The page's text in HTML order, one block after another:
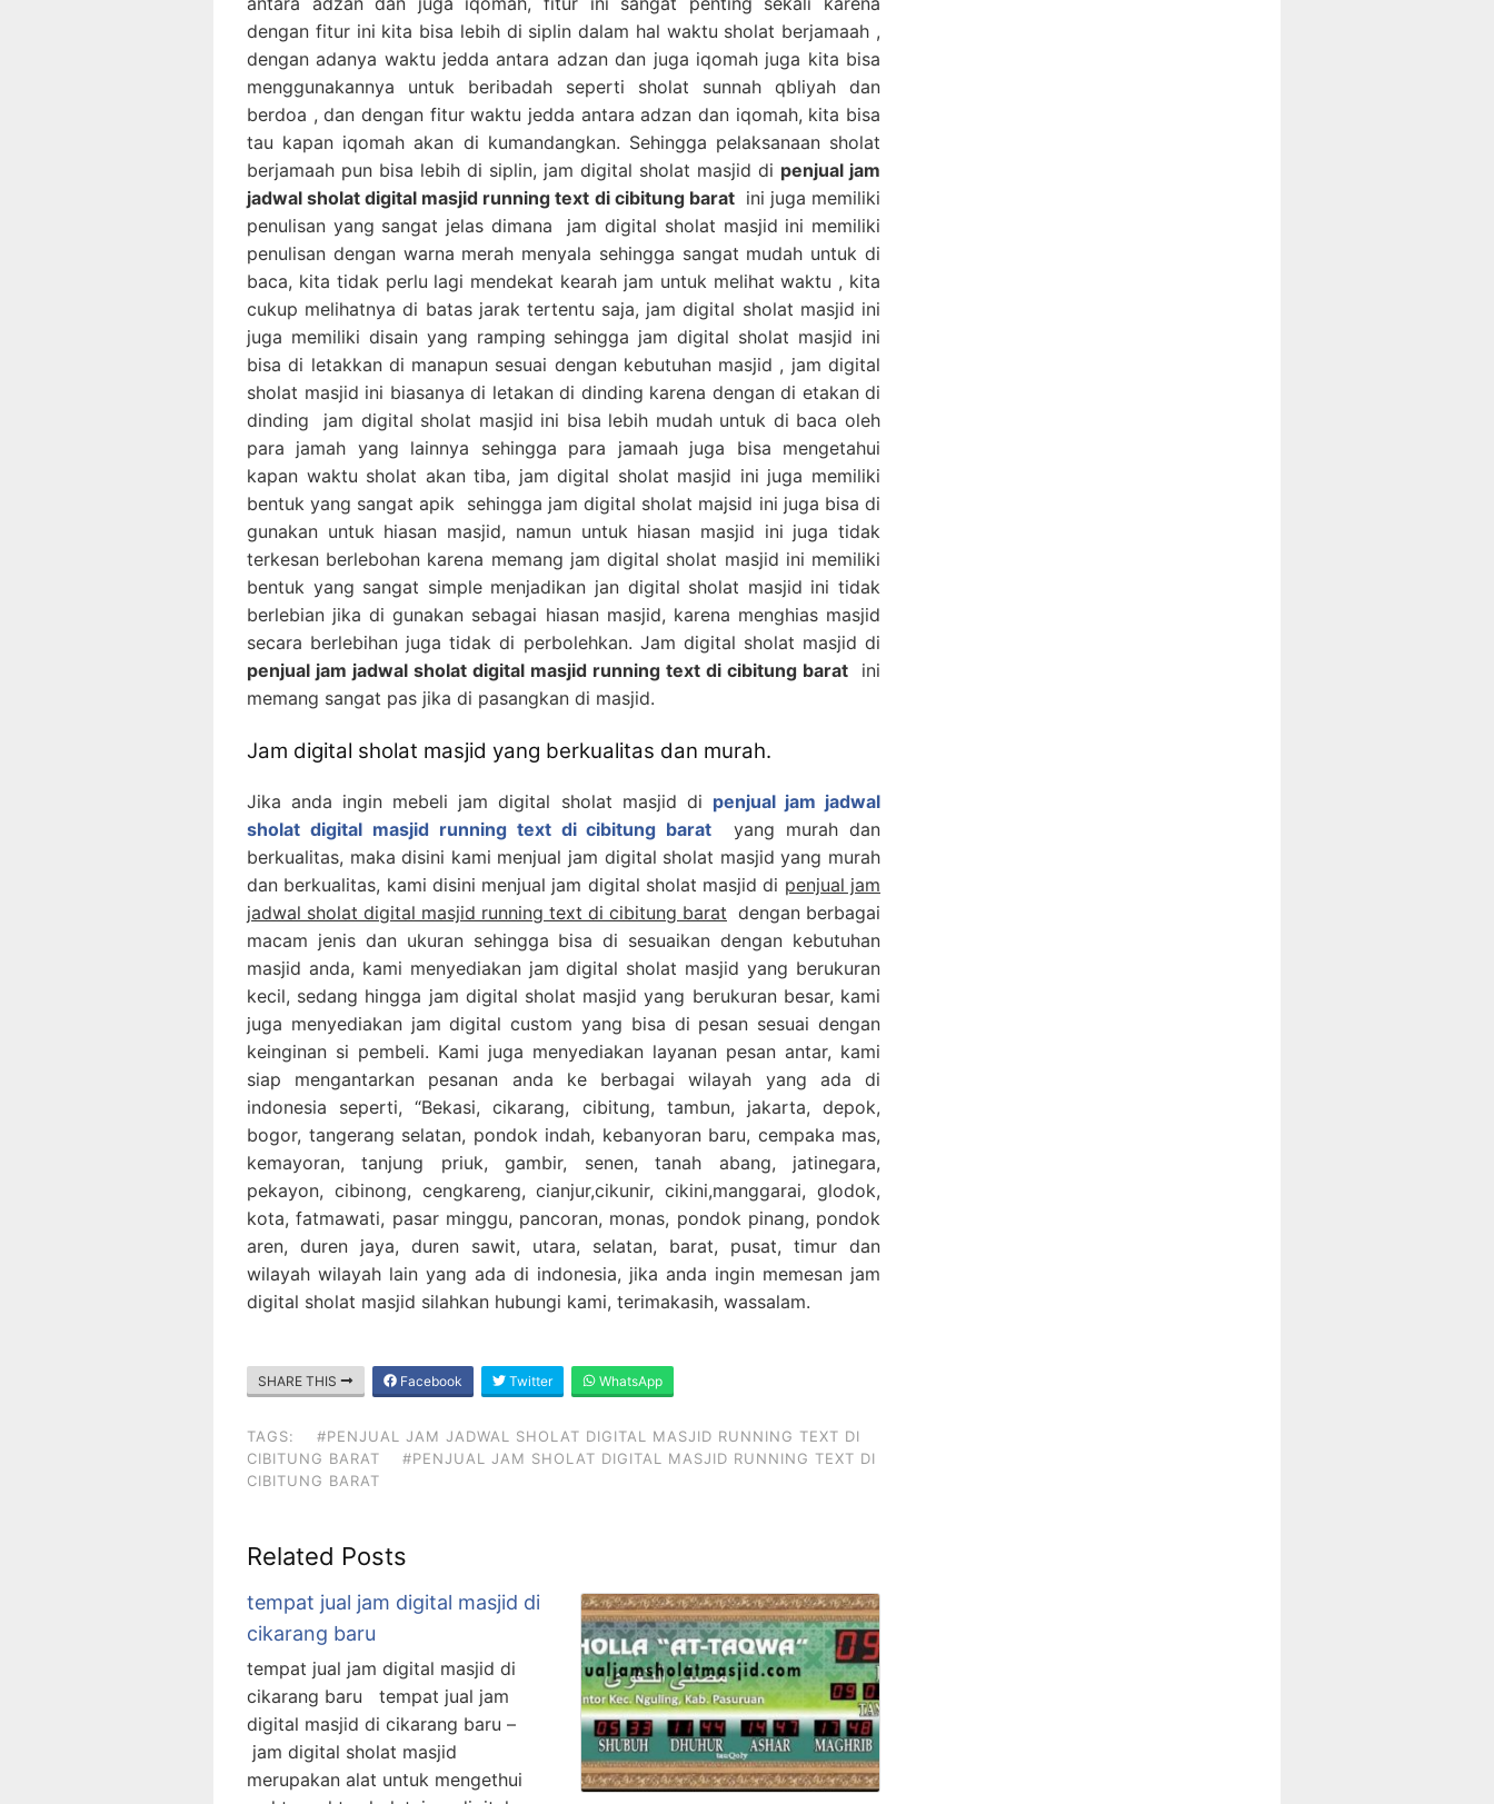
dengan fitur ini kita bisa lebih di siplin dalam hal waktu sholat berjamaah ,
dengan adanya waktu jedda antara adzan dan juga iqomah juga kita bisa
menggunakannya untuk beribadah seperti sholat sunnah qbliyah dan
berdoa , dan dengan fitur waktu jedda antara adzan dan iqomah, kita bisa
tau kapan iqomah akan di kumandangkan. Sehingga pelaksanaan sholat
berjamaah pun bisa lebih di siplin, jam digital sholat masjid di penjual jam
jadwal sholat digital masjid running text di cibitung baratini juga memiliki
penulisan yang sangat jelas dimana jam digital sholat masjid ini memiliki
penulisan dengan warna merah menyala sehingga sangat mudah untuk di
baca, kita tidak perlu lagi mendekat kearah jam untuk melihat waktu , kita
cukup melihatnya di batas jarak tertentu saja, jam digital sholat masjid ini
juga memiliki disain yang ramping sehingga jam digital sholat masjid ini
bisa di letakkan di manapun sesuai dengan kebutuhan masjid , jam digital
sholat masjid ini biasanya di letakan di dinding karena dengan di etakan di
dinding jam digital sholat masjid ini bisa lebih mudah untuk di baca oleh
para jamah yang lainnya sehingga para jamaah juga bisa mengetahui
kapan waktu sholat akan tiba, jam digital sholat masjid ini juga memiliki
bentuk yang sangat apik sehingga jam digital sholat majsid ini juga bisa di
gunakan untuk hiasan masjid, namun untuk hiasan masjid ini juga tidak
terkesan berlebohan karena memang jam digital sholat masjid ini memiliki
bentuk yang sangat simple menjadikan jan digital sholat masjid ini tidak
berlebian jika di gunakan sebagai hiasan masjid, karena menghias masjid
secara berlebihan juga tidak di perbolehkan. Jam digital sholat masjid di
penjual jam jadwal sholat digital masjid running text di cibitung barat ini
memang sangat pas jika di pasangkan di masjid.
Jam digital sholat masjid yang berkualitas dan murah.
Jika anda ingin mebeli jam digital sholat masjid di penjual jam jadwal
sholat digital masjid running text di cibitung barat
yang murah dan
berkualitas, maka disini kami menjual jam digital sholat masjid yang murah
dan berkualitas, kami disini menjual jam digital sholat masjid di penjual jam
jadwal sholat digital masjid running text di cibitung barat dengan berbagai
macam jenis dan ukuran sehingga bisa di sesuaikan dengan kebutuhan
masjid anda, kami menyediakan jam digital sholat masjid yang berukuran
kecil, sedang hingga jam digital sholat masjid yang berukuran besar, kami
juga menyediakan jam digital custom yang bisa di pesan sesuai dengan
keinginan si pembeli. Kami juga menyediakan layanan pesan antar, kami
siap mengantarkan pesanan anda ke berbagai wilayah yang ada di
indonesia seperti, “Bekasi, cikarang, cibitung, tambun, jakarta, depok,
bogor, tangerang selatan, pondok indah, kebanyoran baru, cempaka mas,
kemayoran, tanjung priuk, gambir, senen, tanah abang, jatinegara,
pekayon, cibinong, cengkareng, cianjur,cikunir, cikini,manggarai, glodok,
kota, fatmawati, pasar minggu, pancoran, monas, pondok pinang, pondok
aren, duren jaya, duren sawit, utara, selatan, barat, pusat, timur dan
wilayah wilayah lain yang ada di indonesia, jika anda ingin memesan jam
digital sholat masjid silahkan hubungi kami, terimakasih, wassalam.
SHARE THIS Facebook Twitter WhatsApp
TAGS:
#PENJUAL JAM JADWAL SHOLAT DIGITAL MASJID RUNNING TEXT DI
CIBITUNG BARAT
#PENJUAL JAM SHOLAT DIGITAL MASJID RUNNING TEXT DI
CIBITUNG BARAT
Related Posts
tempat jual jam digital masjid di
cikarang baru
tempat jual jam digital masjid di
cikarang baru tempat jual jam
digital masjid di cikarang baru –
jam digital sholat masjid
merupakan alat untuk mengethui